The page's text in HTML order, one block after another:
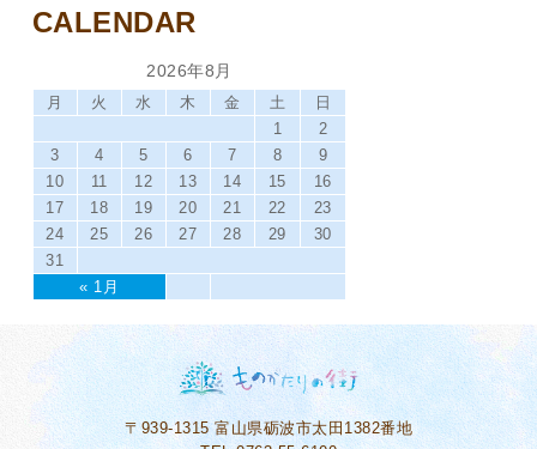
CALENDAR
2026年8月
月 火 水 木 金 土 日
« 1月
1
2
3
4 5 6 7 8
9
10
11 12 13 14 15
16
17
18 19 20 21 22
23
24
25 26 27 28 29
30
31
〒939-1315富山県砺波市太田1382番地